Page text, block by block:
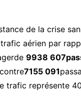
de la crise
aérien par
9938
7155 091
trafic représente